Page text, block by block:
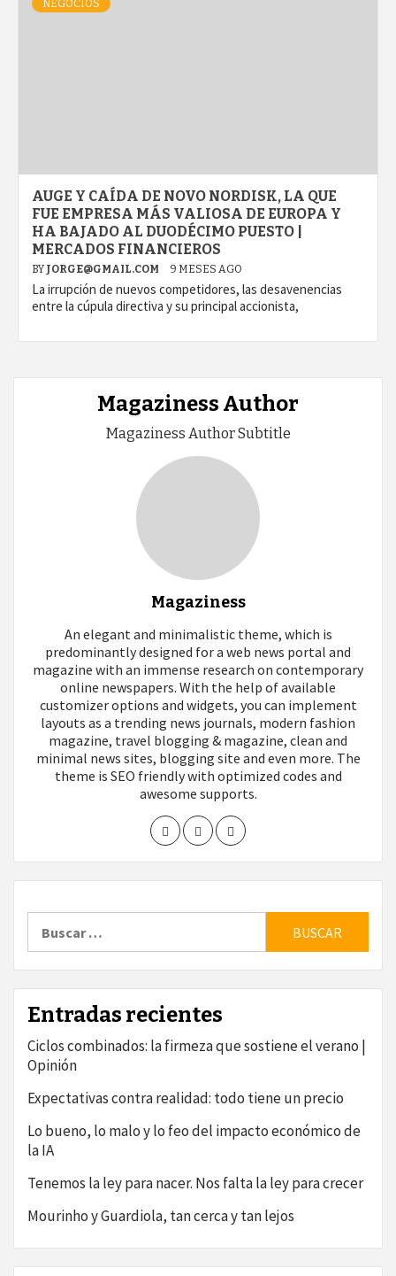
NEGOCIOS
AUGE Y CAÍDA DE NOVO NORDISK, LA QUE
FUE EMPRESA MÁS VALIOSA DE EUROPA Y
HA BAJADO AL DUODÉCIMO PUESTO |
MERCADOS FINANCIEROS
BY JORGE@GMAIL.COM 9 MESES AGO
La irrupción de nuevos competidores, las desavenencias
entre la cúpula directiva y su principal accionista,
Magaziness Author
Magaziness Author Subtitle
Magaziness
An elegant and minimalistic theme, which is
predominantly designed for a web news portal and
magazine with an immense research on contemporary
online newspapers. With the help of available
customizer options and widgets, you can implement
layouts as a trending news journals, modern fashion
magazine, travel blogging & magazine, clean and
minimal news sites, blogging site and even more. The
theme is SEO friendly with optimized codes and
awesome supports.
Entradas recientes
Ciclos combinados: la firmeza que sostiene el verano |
Opinión
Expectativas contra realidad: todo tiene un precio
Lo bueno, lo malo y lo feo del impacto económico de
la IA
Tenemos la ley para nacer. Nos falta la ley para crecer
Mourinho y Guardiola, tan cerca y tan lejos